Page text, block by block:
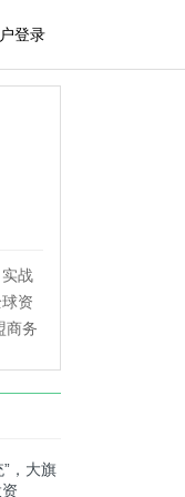
登录
实战
资
商务
，大旗